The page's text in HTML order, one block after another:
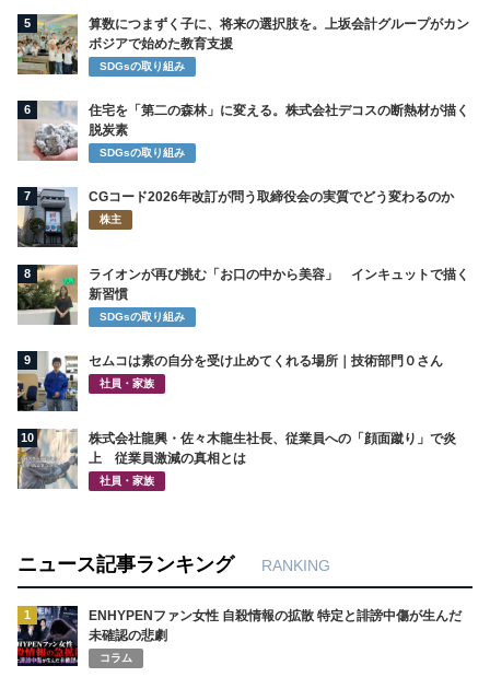
5
算数につまずく子に、将来の選択肢を。上坂会計グループがカン
ボジアで始めた教育支援
SDGsの取り組み
6
住宅を「第二の森林」に変える。株式会社デコスの断熱材が描く
脱炭素
SDGsの取り組み
7 CGコード2026年改訂が問う取締役会の実質でどう変わるのか
株主
8
ライオンが再び挑む「お口の中から美容」 インキュットで描く
新習慣
SDGsの取り組み
9 セムコは素の自分を受け止めてくれる場所｜技術部門０さん
社員・家族
10
株式会社龍興・佐々木龍生社長、従業員への「顔面蹴り」で炎
上 従業員激減の真相とは
社員・家族
ニュース記事ランキング RANKING
1
ENHYPENファン女性 自殺情報の拡散 特定と誹謗中傷が生んだ
未確認の悲劇
コラム